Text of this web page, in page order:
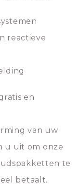
reactieve
en
van uw
u uit om onze
te
betaalt.